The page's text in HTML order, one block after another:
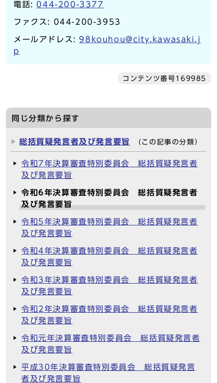
電話: 044-200-3377
ファクス: 044-200-3953
メールアドレス:98kouhou@city.kawasaki.j
p
コンテンツ番号169985
同じ分類から探す
総括質疑発言者及び発言要旨 （この記事の分類）
令和7年決算審査特別委員会 総括質疑発言者
及び発言要旨
令和6年決算審査特別委員会 総括質疑発言者
及び発言要旨
令和5年決算審査特別委員会 総括質疑発言者
及び発言要旨
令和4年決算審査特別委員会 総括質疑発言者
及び発言要旨
令和3年決算審査特別委員会 総括質疑発言者
及び発言要旨
令和2年決算審査特別委員会 総括質疑発言者
及び発言要旨
令和元年決算審査特別委員会 総括質疑発言者
及び発言要旨
平成30年決算審査特別委員会 総括質疑発言
者及び発言要旨